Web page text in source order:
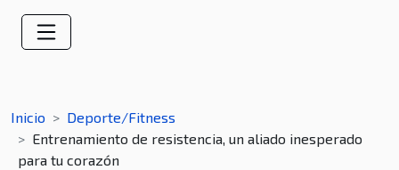
Inicio
Deporte/Fitness
Entrenamiento de resistencia, un aliado inesperado
para tu corazón